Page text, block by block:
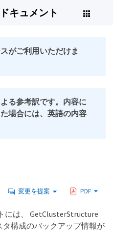
ドキュメント
がご利用いただけま
る参考訳です。内容に
場合には、英語の内容
変更を提案 PDF
には、 GetClusterStructure
構成のバックアップ情報が